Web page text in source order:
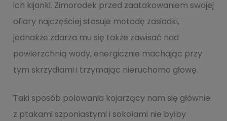
ich kijanki. Zimorodek przed zaatakowaniem swojej
ofiary najczęściej stosuje metodę zasiadki,
jednakże zdarza mu się także zawisać nad
powierzchnią wody, energicznie machając przy
tym skrzydłami i trzymając nieruchomo głowę.
Taki sposób polowania kojarzący nam się głównie
z ptakami szponiastymi i sokołami nie byłby